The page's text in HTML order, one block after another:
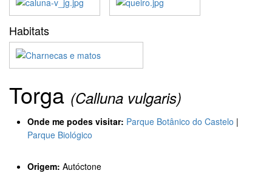
Habitats
Torga (Calluna vulgaris)
Onde me podes visitar: Parque Botânico do Castelo |
Parque Biológico
Origem: Autóctone